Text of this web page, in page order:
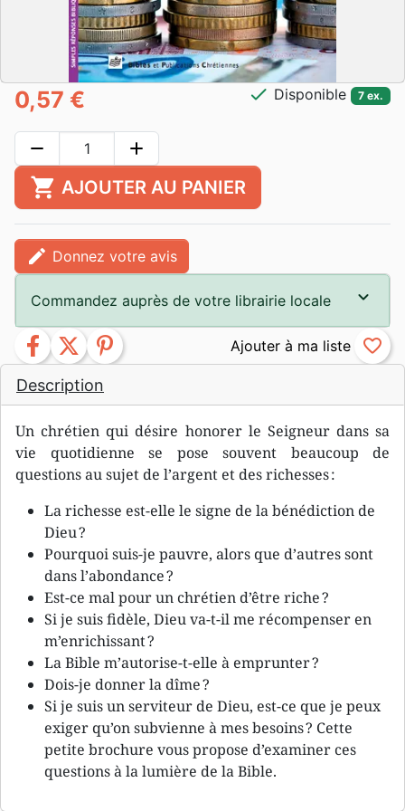
Description
Un chrétien qui désire honorer le Seigneur dans sa
vie quotidienne se pose souvent beaucoup de
questions au sujet de l’argent et des richesses :
La richesse est-elle le signe de la bénédiction de
Dieu ?
Pourquoi suis-je pauvre, alors que d’autres sont
dans l’abondance ?
Est-ce mal pour un chrétien d’être riche ?
Si je suis fidèle, Dieu va-t-il me récompenser en
m’enrichissant ?
La Bible m’autorise-t-elle à emprunter ?
Dois-je donner la dîme ?
Si je suis un serviteur de Dieu, est-ce que je peux
exiger qu’on subvienne à mes besoins ? Cette
petite brochure vous propose d’examiner ces
questions à la lumière de la Bible.
0,57 € check Disponible 7 ex.
remove add
shopping_cart AJOUTER AU PANIER
edit Donnez votre avis
Commandez auprès de votre librairie locale
facebook twitter pinterest favorite_border